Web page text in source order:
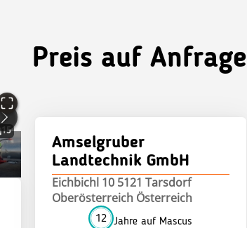
Preis auf Anfrage
15
Amselgruber
Landtechnik GmbH
Eichbichl 10 5121 Tarsdorf
Oberösterreich Österreich
12 Jahre auf Mascus